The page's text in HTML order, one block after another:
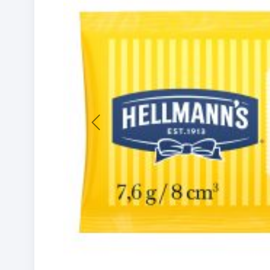
Previous